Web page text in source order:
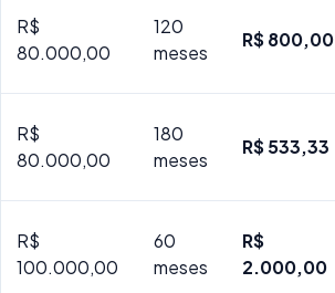
R$
80.000,00
120
meses
R$ 800,00
R$
80.000,00
180
meses
R$ 533,33
R$
100.000,00
60
meses
R$
2.000,00